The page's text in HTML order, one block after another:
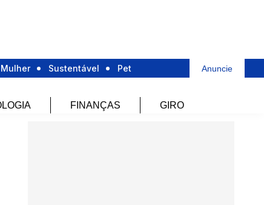
Mulher Sustentável Pet Anuncie
FINANÇAS GIRO